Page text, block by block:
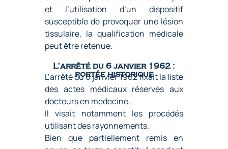
et l’utilisation d’un dispositif
susceptible de provoquer une lésion
tissulaire, la qualification médicale
peut être retenue.
L’arrêté du 6 janvier 1962 :
portée historique
L’arrêté du 6 janvier 1962 fixait la liste
des actes médicaux réservés aux
docteurs en médecine.
Il visait notamment les procédés
utilisant des rayonnements.
Bien que partiellement remis en